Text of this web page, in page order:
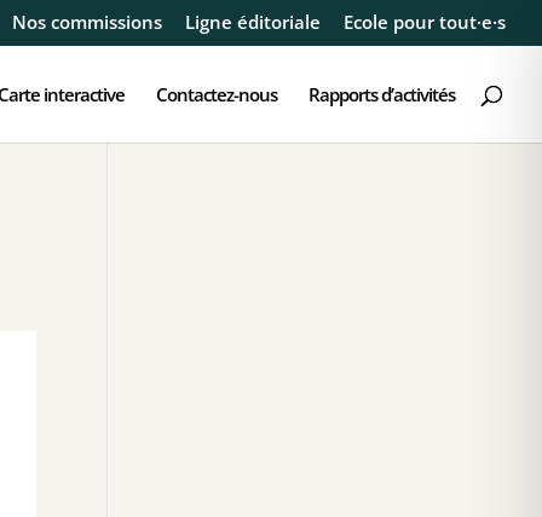
Nos commissions Ligne éditoriale Ecole pour tout·e·s
Carte interactive Contactez-nous Rapports d’activités